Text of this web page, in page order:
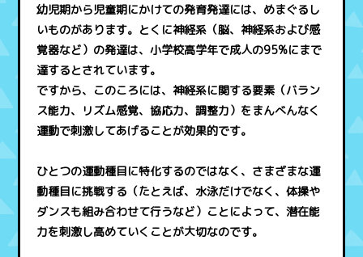
幼児期から児童期にかけての発育発達には、めまぐるし
いものがあります。とくに神経系（脳、神経系および感
覚器など）の発達は、小学校高学年で成人の95%にまで
達するとされています。
ですから、このころには、神経系に関する要素（バラン
ス能力、リズム感覚、協応力、調整力）をまんべんなく
運動で刺激してあげることが効果的です。
ひとつの運動種目に特化するのではなく、さまざまな運
動種目に挑戦する（たとえば、水泳だけでなく、体操や
ダンスも組み合わせて行うなど）ことによって、潜在能
力を刺激し高めていくことが大切なのです。